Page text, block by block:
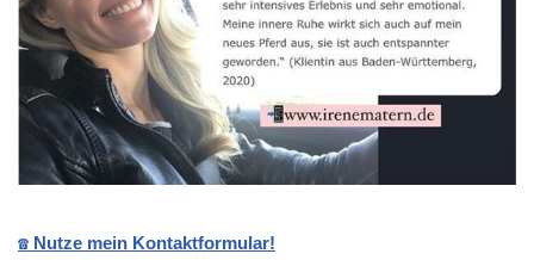
☎️ Nutze mein Kontaktformular!